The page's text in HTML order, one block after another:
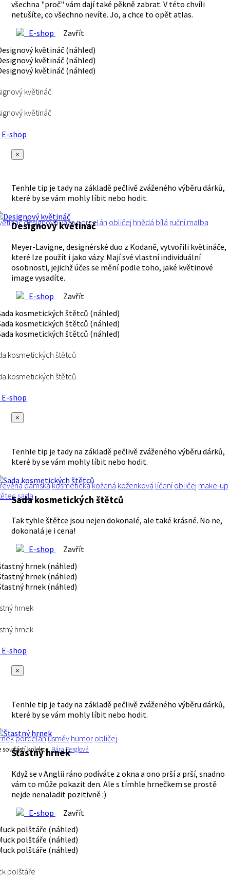
všechna "proč" vám dají také pěkně zabrat. V této chvíli
netušíte, co všechno nevíte. Jo, a chce to opět atlas.
E-shop
Zavřít
květináč
květináč
shop
×
Tenhle tip je tady na základě pečlivě zváženého výběru dárků,
které by se vám mohly líbit nebo hodit.
designováváza porcelán obličej hnědá bílá ruční malba
Designový květináč
Meyer-Lavigne, designérské duo z Kodaně, vytvořili květináče,
které lze použít i jako vázy. Mají své vlastní individuální
osobnosti, jejichž účes se mění podle toho, jaké květinové
image vysadíte.
E-shop
Zavřít
kosmetických štětců
kosmetických štětců
shop
×
Tenhle tip je tady na základě pečlivě zváženého výběru dárků,
které by se vám mohly líbit nebo hodit.
dámskákosmetickákožená koženková líčení obličej make-up
sada
Sada kosmetických štětců
Tak tyhle štětce jsou nejen dokonalé, ale také krásné. No ne,
dokonalá je i cena!
E-shop
Zavřít
hrnek
hrnek
shop
×
Tenhle tip je tady na základě pečlivě zváženého výběru dárků,
které by se vám mohly líbit nebo hodit.
porcelánúsměv humor obličej
součástí kolekce:Bára Perglová
Šťastný hrnek
Když se v Anglii ráno podíváte z okna a ono prší a prší, snadno
vám to může pokazit den. Ale s tímhle hrnečkem se prostě
nejde nenaladit pozitivně :)
E-shop
Zavřít
polštáře